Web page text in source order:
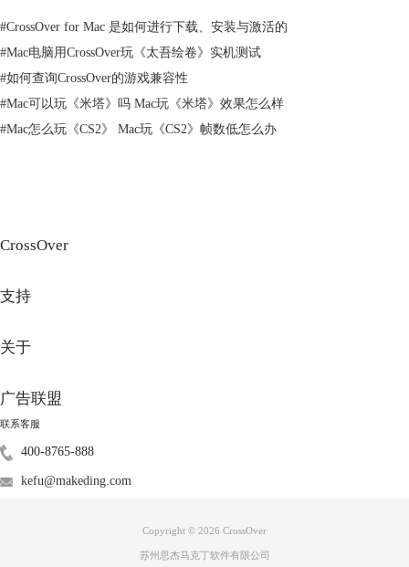
通过安装虚拟机软件（例如Parallels Desktop、VMware Fusion或
VirtualBox），可以在Mac上创建一个虚拟的Windows环境，并在其中运行
Windows操作系统。虚拟机软件模拟了一个完整的Windows环境，允许在
Mac上运行exe文件和其他Windows应用程序。
2.使用Boot Camp
Windows操作系统。通过使用Boot Camp，你可以在Mac电脑上创建一个独
在启动时选择进入Windows环境，并运行exe文件。
3.使用WINE或类似工具
#CrossOver for Mac 是如何进行下载、安装与激活的
#Mac电脑用CrossOver玩《太吾绘卷》实机测试
#如何查询CrossOver的游戏兼容性
#Mac可以玩《米塔》吗 Mac玩《米塔》效果怎么样
#Mac怎么玩《CS2》 Mac玩《CS2》帧数低怎么办
CrossOver
支持
关于
广告联盟
联系客服
400-8765-888
kefu@makeding.com
Copyright © 2026 CrossOver
苏州思杰马克丁软件有限公司